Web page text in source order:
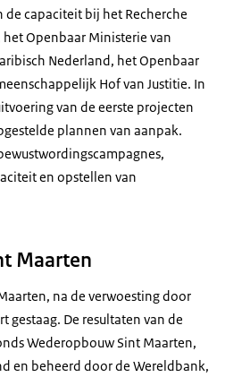
capaciteit bij het Recherche
het Openbaar Ministerie van
Nederland, het Openbaar
Hof van Justitie. In
van de eerste projecten
plannen van aanpak.
en opstellen van
Maarten
na de verwoesting door
gestaag. De resultaten van de
Wederopbouw Sint Maarten,
en beheerd door de Wereldbank,